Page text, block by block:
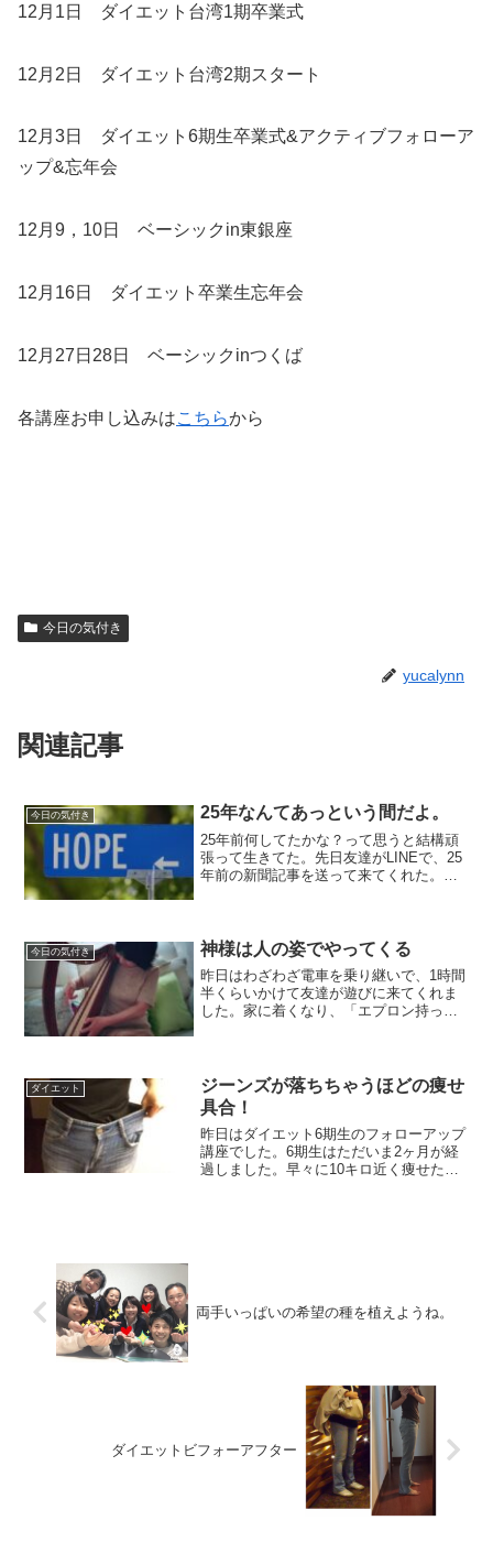
12月1日 ダイエット台湾1期卒業式
12月2日 ダイエット台湾2期スタート
12月3日 ダイエット6期生卒業式&アクティブフォローア
ップ&忘年会
12月9，10日 ベーシックin東銀座
12月16日 ダイエット卒業生忘年会
12月27日28日 ベーシックinつくば
各講座お申し込みはこちらから
今日の気付き
yucalynn
関連記事
今日の気付き 25年なんてあっという間だよ。
25年前何してたかな？って思うと結構頑
張って生きてた。先日友達がLINEで、25
年前の新聞記事を送って来てくれた。私
ろんなこと目論ん...
今日の気付き 神様は人の姿でやってくる
昨日はわざわざ電車を乗り継いで、1時間
半くらいかけて友達が遊びに来てくれま
した。家に着くなり、「エプロン持って
「嬉しいわ〜！ありがと...
ダイエット
ジーンズが落ちちゃうほどの痩せ
具合！
昨日はダイエット6期生のフォローアップ
講座でした。6期生はただいま2ヶ月が経
過しました。早々に10キロ近く痩せた廣
両手いっぱいの希望の種を植えようね。
ダイエットビフォーアフター